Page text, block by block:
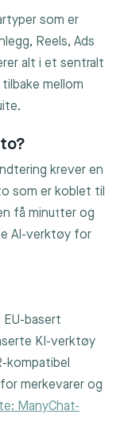
som er
Reels, Ads
alt i et sentralt
mellom
krever en
som er koblet til
få minutter og
AI-verktøy for
basert
KI-verktøy
kompatibel
merkevarer og
ManyChat-